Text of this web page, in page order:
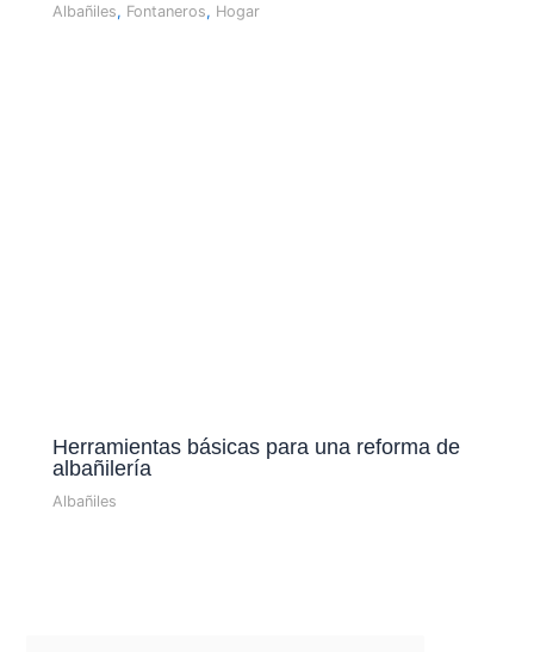
Albañiles, Fontaneros, Hogar
Herramientas básicas para una reforma de
albañilería
Albañiles